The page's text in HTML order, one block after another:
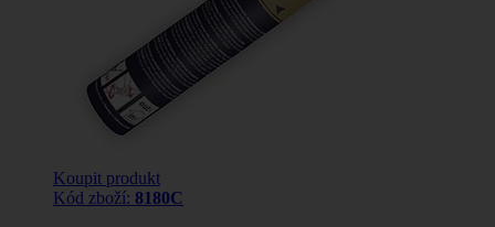
Koupit produkt
Kód zboží: 8180C